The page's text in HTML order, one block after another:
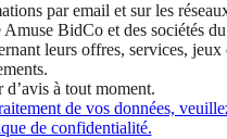
par email et sur les
BidCo et des sociétés du
leurs offres, services, jeux
à tout moment.
de vos données,
de confidentialité.